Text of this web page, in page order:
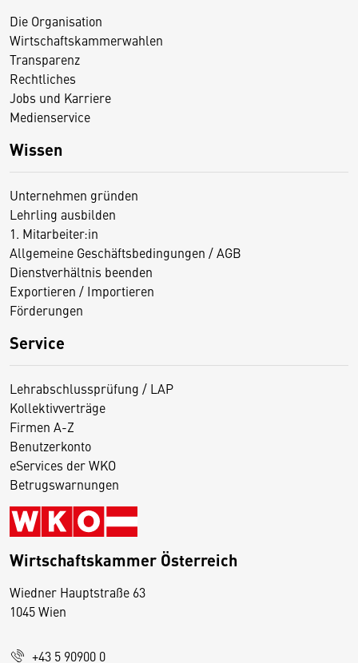
Die Organisation
Wirtschaftskammerwahlen
Transparenz
Rechtliches
Jobs und Karriere
Medienservice
Wissen
Unternehmen gründen
Lehrling ausbilden
1. Mitarbeiter:in
Allgemeine Geschäftsbedingungen / AGB
Dienstverhältnis beenden
Exportieren / Importieren
Förderungen
Service
Lehrabschlussprüfung / LAP
Kollektivverträge
Firmen A-Z
Benutzerkonto
eServices der WKO
Betrugswarnungen
Wirtschaftskammer Österreich
Wiedner Hauptstraße 63
1045 Wien
+43 5 90900 0
D